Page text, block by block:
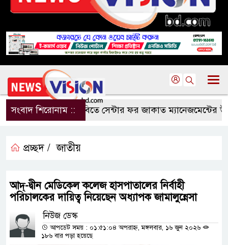
সংবাদ শিরোনাম ::কুবিতে সেন্টার ফর জাকাত ম্যানেজমেন্টের
প্রচ্ছদ / জাতীয়
আদ্‌-দ্বীন মেডিকেল কলেজ হাসপাতালের নির্বাহী
পরিচালকের দায়িত্ব নিয়েছেন অধ্যাপক জামালুন্নেসা
নিউজ ডেস্ক
আপডেট সময় : ০১:৫১:০৪ অপরাহ্ন, মঙ্গলবার, ১৬ জুন ২০২৬
১৮৬ বার পড়া হয়েছে